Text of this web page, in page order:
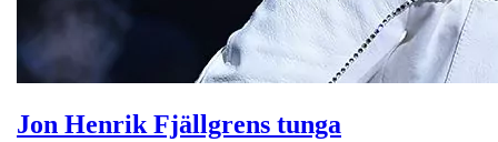
Jon Henrik Fjällgrens tunga